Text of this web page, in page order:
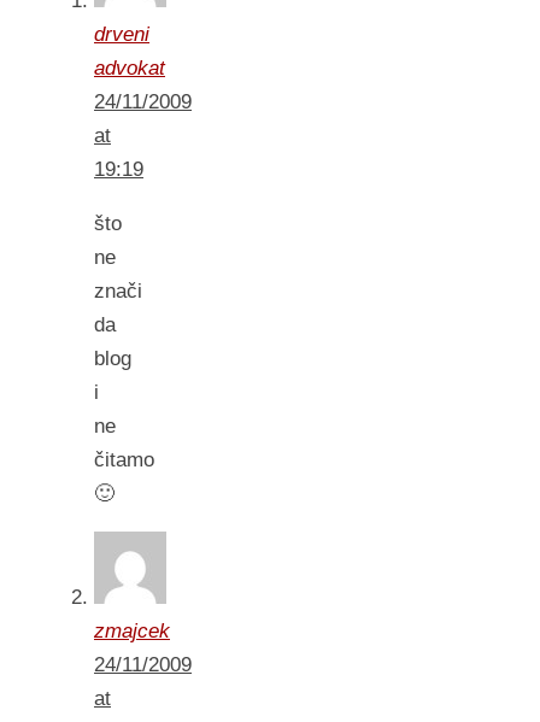
drveni
advokat
24/11/2009
at
19:19
što
ne
znači
da
blog
i
ne
čitamo
🙂
zmajcek
24/11/2009
at